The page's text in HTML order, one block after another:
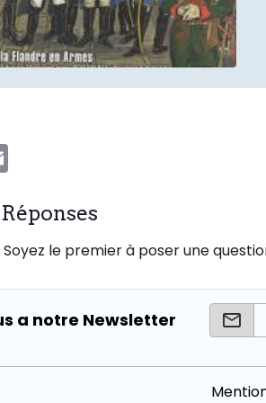
le premier à poser une
a notre Newsletter